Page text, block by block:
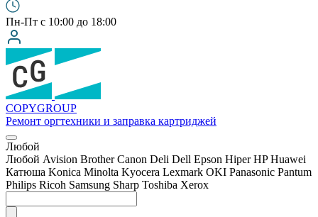
Пн-Пт с 10:00 до 18:00
COPYGROUP
Ремонт оргтехники и заправка картриджей
Любой
Любой Avision Brother Canon Deli Dell Epson Hiper HP Huawei
Катюша Konica Minolta Kyocera Lexmark OKI Panasonic Pantum
Philips Ricoh Samsung Sharp Toshiba Xerox